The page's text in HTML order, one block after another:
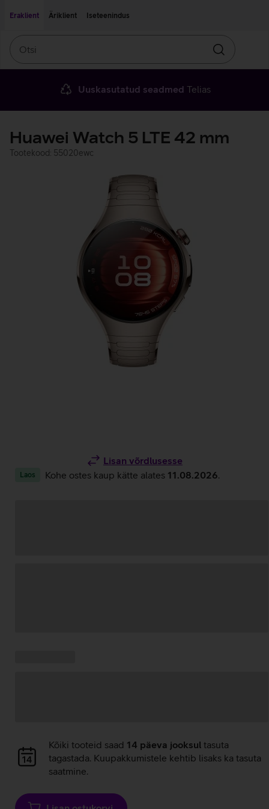
Eraklient
Äriklient Iseteenindus
Otsin
Uuskasutatud seadmed Telias
Huawei Watch 5 LTE 42 mm
Tootekood: 55020ewc
Lisan võrdlusesse
Laos Kohe ostes kaup kätte alates 11.08.2026
Andmete
laadimine
Kõiki tooteid saad 14 päeva jooksul tasuta
tagastada. Kuupakkumistele kehtib lisaks ka tasuta
saatmine.